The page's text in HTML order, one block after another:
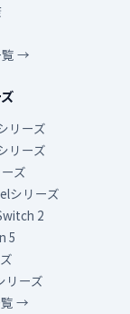
覧 →
リーズ
リーズ
ズ
シリーズ
2
5
リーズ
覧 →